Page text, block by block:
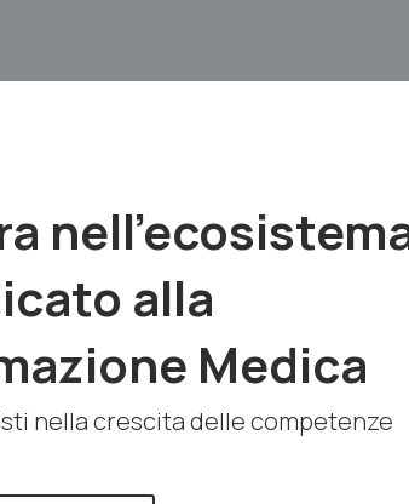
alla
Medica
nella crescita delle competenze